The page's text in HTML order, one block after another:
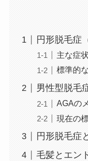
円形脱毛症
主な症
標準的
男性型脱毛
AGAの
現在の
円形脱毛症
毛髪とエン